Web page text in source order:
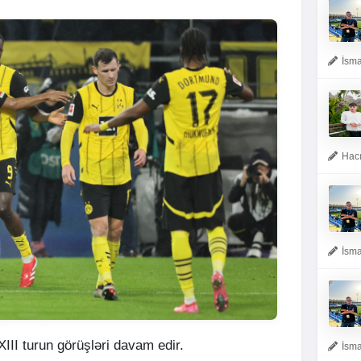
turun görüşləri davam edir.